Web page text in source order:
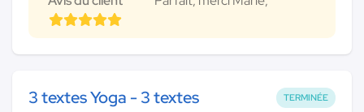
TERMINÉE
3 textes Yoga - 3 textes